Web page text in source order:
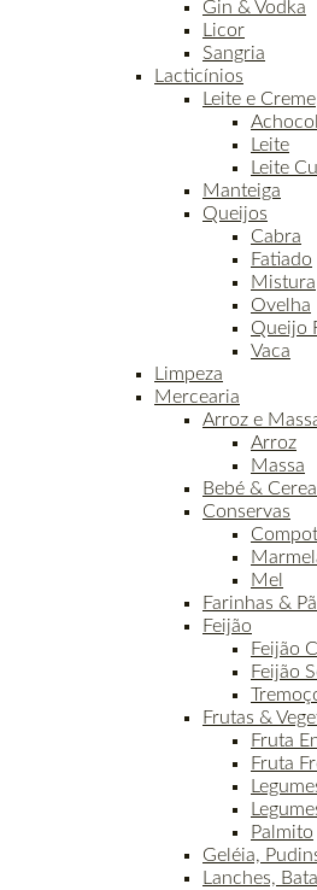
Gin & Vodka
Licor
Sangria
Lacticínios
Leite e Creme
Leite
Leite
Manteiga
Queijos
Cabra
Fatiado
Mistura
Ovelha
Queijo
Vaca
Limpeza
Mercearia
Arroz e
Arroz
Massa
Bebé &
Conservas
Mel
Farinhas &
Feijão
Feijão
Feijão
Frutas &
Fruta
Fruta
Palmito
Geléia,
Lanches,